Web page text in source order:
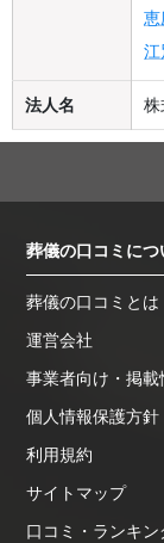
法人名
葬儀の口コミにつ
葬儀の口コミとは
運営会社
事業者向け・掲
個人情報保護方針
利用規約
サイトマップ
口コミ・ランキ